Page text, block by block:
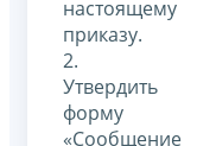
настоящему
приказу.
2.
Утвердить
форму
«Сообщение